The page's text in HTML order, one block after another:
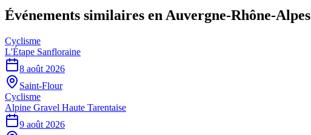
Événements similaires en Auvergne-Rhône-Alpes
Cyclisme
L'Étape Sanfloraine
8 août 2026
Saint-Flour
Cyclisme
Alpine Gravel Haute Tarentaise
9 août 2026